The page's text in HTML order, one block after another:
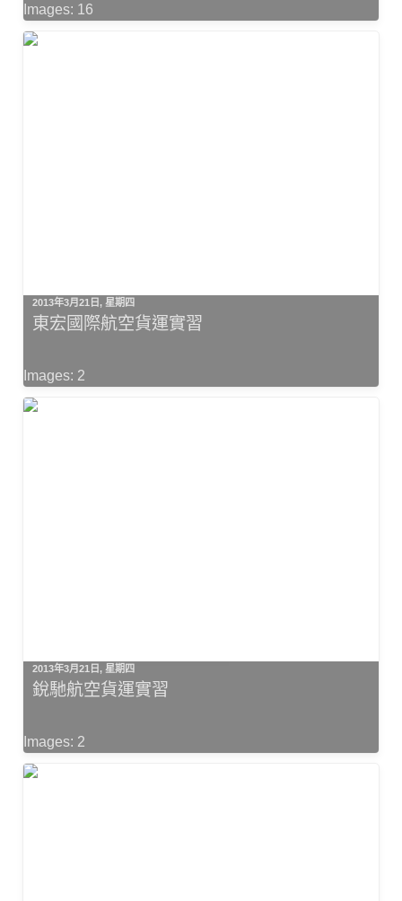
Images: 16
2013年3月21日, 星期四
東宏國際航空貨運實習
Images: 2
2013年3月21日, 星期四
銳馳航空貨運實習
Images: 2